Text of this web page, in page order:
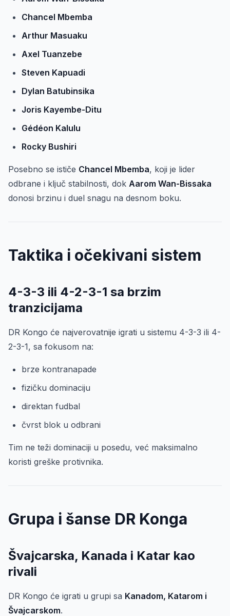
Chancel Mbemba
Arthur Masuaku
Axel Tuanzebe
Steven Kapuadi
Dylan Batubinsika
Joris Kayembe-Ditu
Gédéon Kalulu
Rocky Bushiri
Posebno se ističe Chancel Mbemba, koji je lider
odbrane i ključ stabilnosti, dok Aarom Wan-Bissaka
donosi brzinu i duel snagu na desnom boku.
Taktika i očekivani sistem
4-3-3 ili 4-2-3-1 sa brzim
tranzicijama
DR Kongo će najverovatnije igrati u sistemu 4-3-3 ili 4-
2-3-1, sa fokusom na:
brze kontranapade
fizičku dominaciju
direktan fudbal
čvrst blok u odbrani
Tim ne teži dominaciji u posedu, već maksimalno
koristi greške protivnika.
Grupa i šanse DR Konga
Švajcarska, Kanada i Katar kao
rivali
DR Kongo će igrati u grupi sa Kanadom, Katarom i
Švajcarskom.